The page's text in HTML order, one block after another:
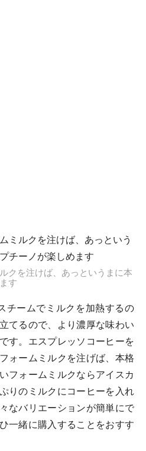
クを注けば、あっというまに本
す
チームでミルクを加熱するの
てるので、より濃厚な味わい
す。エスプレッソコーヒーを
ォームミルクを注げば、本格
フォームミルクならアイスカ
りのミルクにコーヒーを入れ
なバリエーションが簡単にで
一緒に購入することをおすす